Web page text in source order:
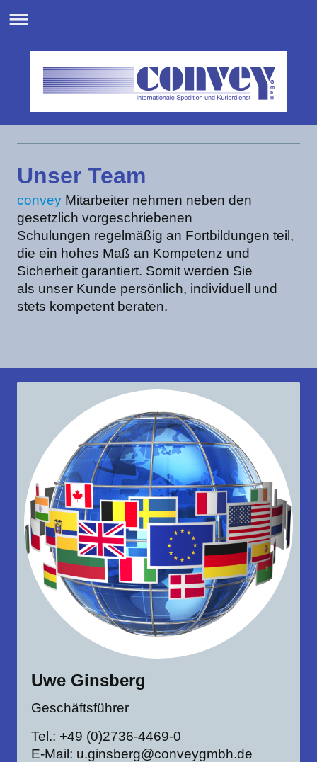
Unser Team
convey Mitarbeiter nehmen neben den
gesetzlich vorgeschriebenen
Schulungen regelmäßig an Fortbildungen teil,
die ein hohes Maß an Kompetenz und
Sicherheit garantiert. Somit werden Sie
als unser Kunde persönlich, individuell und
stets kompetent beraten.
Uwe Ginsberg
Geschäftsführer
Tel.: +49 (0)2736-4469-0
E-Mail: u.ginsberg@conveygmbh.de